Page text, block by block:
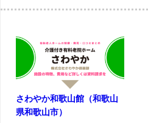
さわやか和歌山館（和歌山
県和歌山市）